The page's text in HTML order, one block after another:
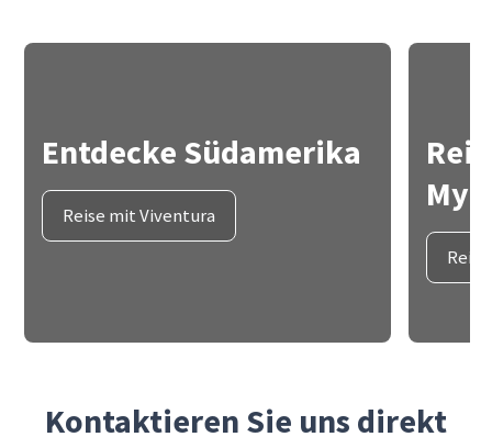
Entdecke Südamerika
Reise mit Viventura
Kontaktieren Sie uns direkt